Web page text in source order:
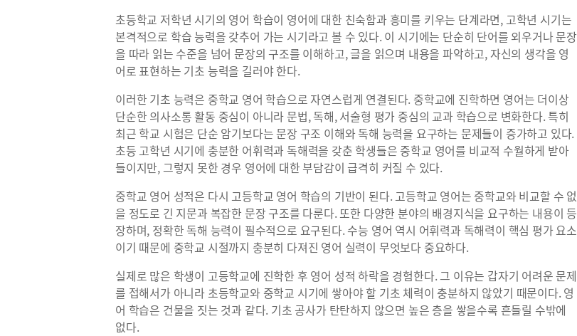
초등학교 저학년 시기의 영어 학습이 영어에 대한 친숙함과 흥미를 키우는 단계라면, 고학년 시기는
본격적으로 학습 능력을 갖추어 가는 시기라고 볼 수 있다. 이 시기에는 단순히 단어를 외우거나 문장
을 따라 읽는 수준을 넘어 문장의 구조를 이해하고, 글을 읽으며 내용을 파악하고, 자신의 생각을 영
어로 표현하는 기초 능력을 길러야 한다.
이러한 기초 능력은 중학교 영어 학습으로 자연스럽게 연결된다. 중학교에 진학하면 영어는 더이상
단순한 의사소통 활동 중심이 아니라 문법, 독해, 서술형 평가 중심의 교과 학습으로 변화한다. 특히
최근 학교 시험은 단순 암기보다는 문장 구조 이해와 독해 능력을 요구하는 문제들이 증가하고 있다.
초등 고학년 시기에 충분한 어휘력과 독해력을 갖춘 학생들은 중학교 영어를 비교적 수월하게 받아
들이지만, 그렇지 못한 경우 영어에 대한 부담감이 급격히 커질 수 있다.
중학교 영어 성적은 다시 고등학교 영어 학습의 기반이 된다. 고등학교 영어는 중학교와 비교할 수 없
을 정도로 긴 지문과 복잡한 문장 구조를 다룬다. 또한 다양한 분야의 배경지식을 요구하는 내용이 등
장하며, 정확한 독해 능력이 필수적으로 요구된다. 수능 영어 역시 어휘력과 독해력이 핵심 평가 요소
이기 때문에 중학교 시절까지 충분히 다져진 영어 실력이 무엇보다 중요하다.
실제로 많은 학생이 고등학교에 진학한 후 영어 성적 하락을 경험한다. 그 이유는 갑자기 어려운 문제
를 접해서가 아니라 초등학교와 중학교 시기에 쌓아야 할 기초 체력이 충분하지 않았기 때문이다. 영
어 학습은 건물을 짓는 것과 같다. 기초 공사가 탄탄하지 않으면 높은 층을 쌓을수록 흔들릴 수밖에
없다.